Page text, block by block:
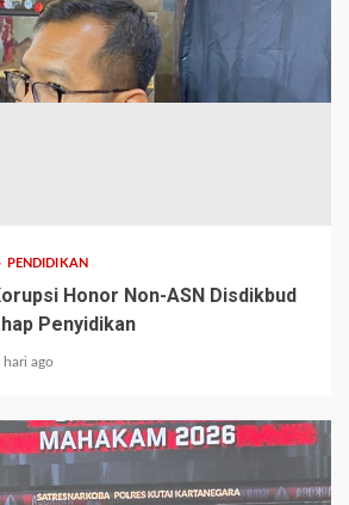
PENDIDIKAN
Honor Non-ASN Disdikbud
Penyidikan
hari ago